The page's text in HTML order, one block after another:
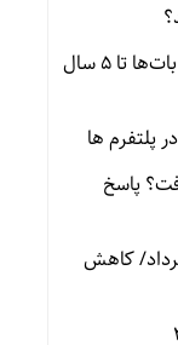
اینترنت در تسخیر ربات‌ها / ترافیک بات‌ها تا ۵ سال
پلتفرم ها
پاسخ
و سکه امروز یکشنبه 18مرداد/ کاهش